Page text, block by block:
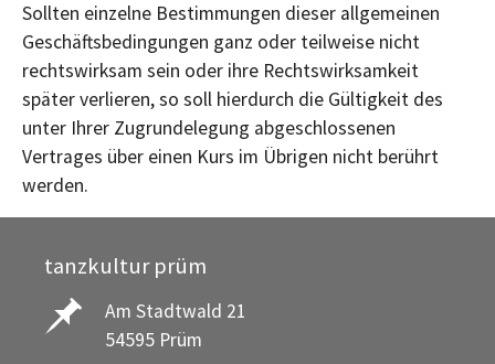
Sollten einzelne Bestimmungen dieser allgemeinen
Geschäftsbedingungen ganz oder teilweise nicht
rechtswirksam sein oder ihre Rechtswirksamkeit
später verlieren, so soll hierdurch die Gültigkeit des
unter Ihrer Zugrundelegung abgeschlossenen
Vertrages über einen Kurs im Übrigen nicht berührt
werden.
tanzkultur prüm
Am Stadtwald 21
54595 Prüm